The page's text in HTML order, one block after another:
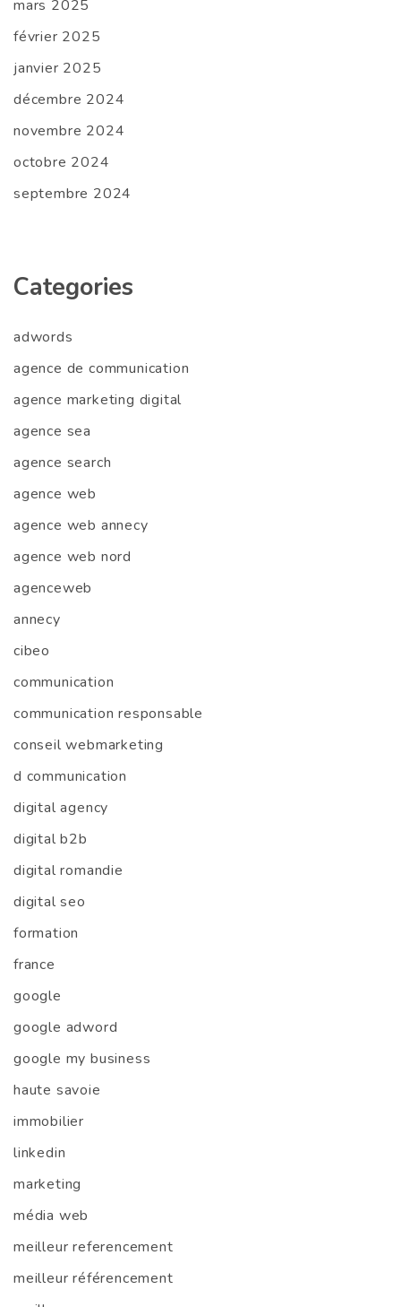
mars 2025
février 2025
janvier 2025
décembre 2024
novembre 2024
octobre 2024
septembre 2024
Categories
adwords
agence de communication
agence marketing digital
agence sea
agence search
agence web
agence web annecy
agence web nord
agenceweb
annecy
cibeo
communication
communication responsable
conseil webmarketing
d communication
digital agency
digital b2b
digital romandie
digital seo
formation
france
google
google adword
google my business
haute savoie
immobilier
linkedin
marketing
média web
meilleur referencement
meilleur référencement